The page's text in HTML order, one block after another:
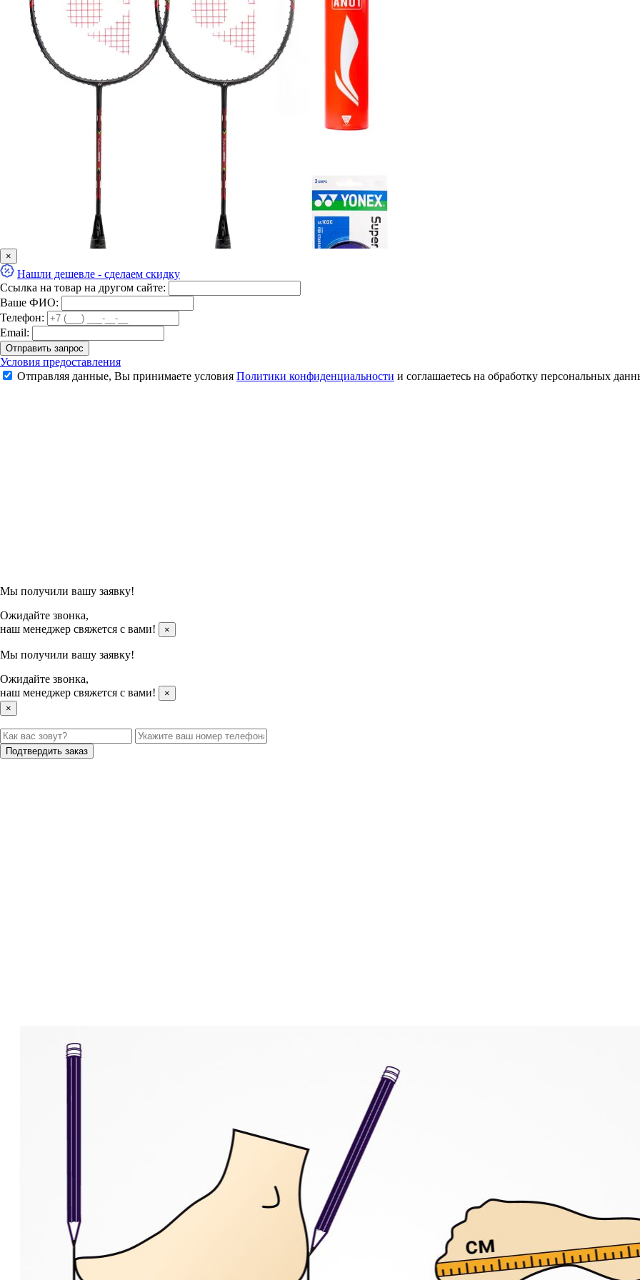
Набор для бадминтона "Классика"
11 271 ₽
×
Нашли дешевле - сделаем скидку
Ссылка на товар на другом сайте:
Ваше ФИО:
Телефон:
Email:
Отправить запрос
Условия предоставления
Отправляя данные, Вы принимаете условия Политики конфиденциальности и соглашаетесь на обработку персональных
Мы получили вашу заявку!
Ожидайте звонка,
наш менеджер свяжется с вами!
×
Мы получили вашу заявку!
Ожидайте звонка,
наш менеджер свяжется с вами!
×
×
Подтвердить заказ